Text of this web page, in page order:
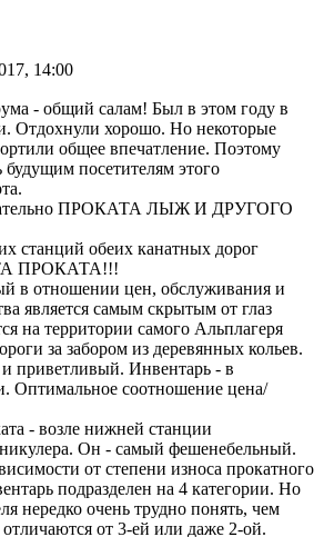
14:00
- общий салам! Был в этом году в
Отдохнули хорошо. Но некоторые
общее впечатление. Поэтому
посетителям этого
ПРОКАТА ЛЫЖ И ДРУГОГО
станций обеих канатных дорог
ПРОКАТА!!!
в отношении цен, обслуживания и
является самым скрытым от глаз
на территории самого Альплагеря
за забором из деревянных кольев.
приветливый. Инвентарь - в
Оптимальное соотношение цена/
- возле нижней станции
Он - самый фешенебельный.
от степени износа прокатного
подразделен на 4 категории. Но
нередко очень трудно понять, чем
от 3-ей или даже 2-ой.